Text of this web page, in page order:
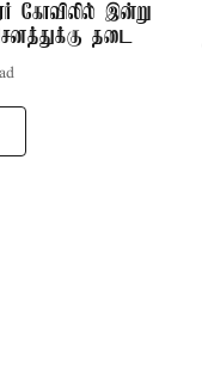
கோவிலில் இன்று
தடை